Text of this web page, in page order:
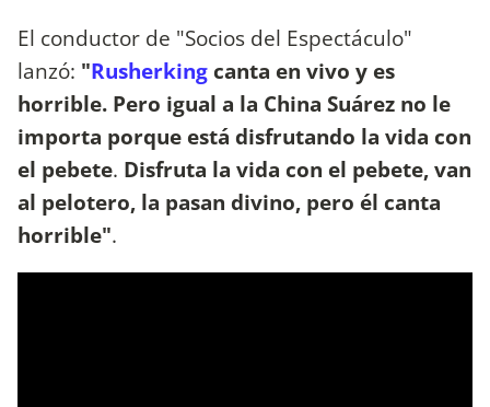
El conductor de "Socios del Espectáculo"
lanzó: "Rusherking canta en vivo y es
horrible. Pero igual a la China Suárez no le
importa porque está disfrutando la vida con
el pebete. Disfruta la vida con el pebete, van
al pelotero, la pasan divino, pero él canta
horrible".